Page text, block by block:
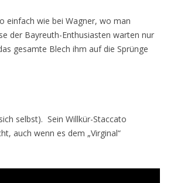
einfach wie bei Wagner, wo man
der Bayreuth-Enthusiasten warten nur
gesamte Blech ihm auf die Sprünge
selbst). Sein Willkür-Staccato
auch wenn es dem „Virginal“